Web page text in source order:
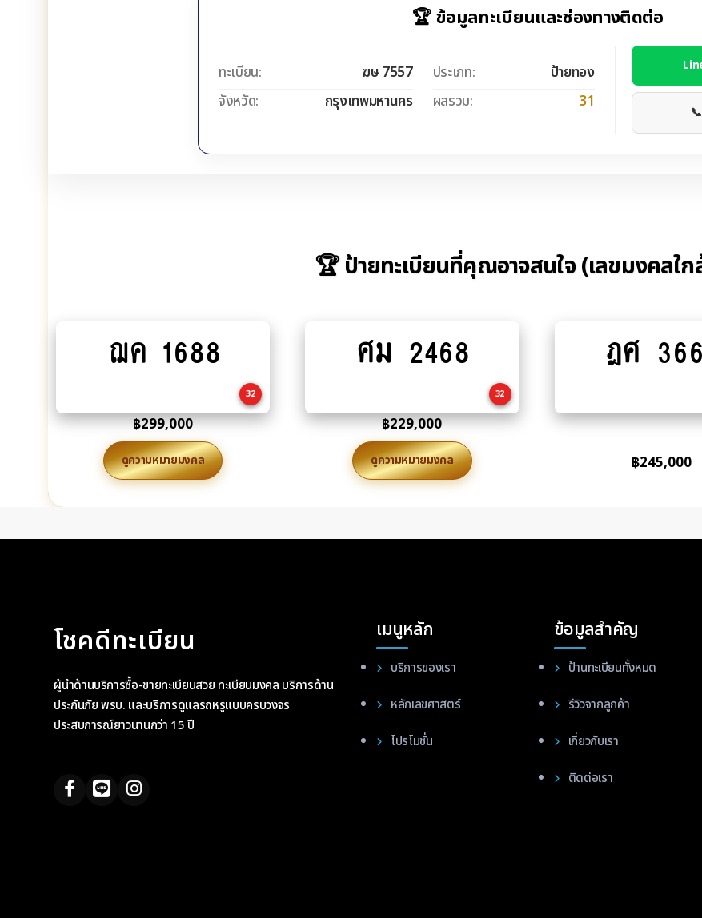
🏆 ข้อมูลทะเบียนและช่องทางติดต่อ
ทะเบียน:
ฆษ 7557
จังหวัด:
กรุงเทพมหานคร
ประเภท:
ป้ายทอง
ผลรวม:
31
🏆 ป้ายทะเบียนที่คุณอาจสนใจ (เลขมงคลใก
Add
to
ฌค 1688
32
฿299,000
ดูความหมายมงคล
Add
to
ศม 2468
32
฿229,000
ดูความหมายมงคล
to
ฎศ
฿245,000
โชคดีทะเบียน
ผู้นำด้านบริการซื้อ-ขายทะเบียนสวย ทะเบียนมงคล บริการด้าน
ประกันภัย พรบ. และบริการดูแลรถหรูแบบครบวงจร
ประสบการณ์ยาวนานกว่า 15 ปี
เมนูหลัก
บริการของเรา
หลักเลขศาสตร์
โปรโมชั่น
ข้อมูลสำคัญ
ป้านทะเบียนทั้งหมด
รีวิวจากลูกค้า
เกี่ยวกับเรา
ติดต่อเรา